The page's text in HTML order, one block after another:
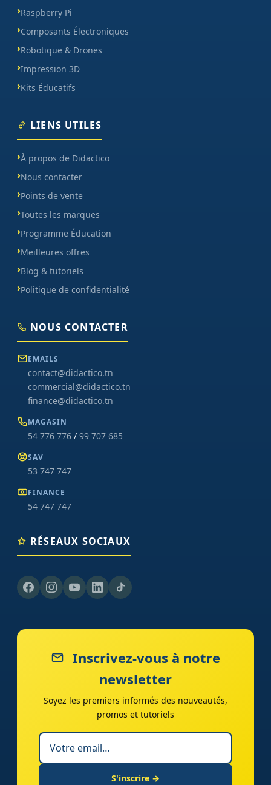
Raspberry Pi
Composants Électroniques
Robotique & Drones
Impression 3D
Kits Éducatifs
LIENS UTILES
À propos de Didactico
Nous contacter
Points de vente
Toutes les marques
Programme Éducation
Meilleures offres
Blog & tutoriels
Politique de confidentialité
NOUS CONTACTER
EMAILS
contact@didactico.tn
commercial@didactico.tn
finance@didactico.tn
MAGASIN
54 776 776 / 99 707 685
SAV
53 747 747
FINANCE
54 747 747
RÉSEAUX SOCIAUX
Inscrivez-vous à notre
newsletter
Soyez les premiers informés des nouveautés,
promos et tutoriels
S'inscrire →